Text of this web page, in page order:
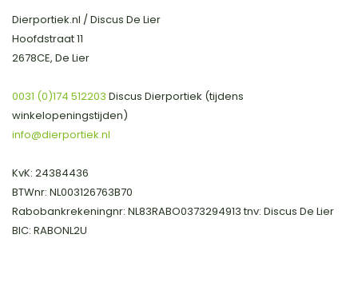
Dierportiek.nl / Discus De Lier
Hoofdstraat 11
2678CE, De Lier
0031 (0)174 512203 Discus Dierportiek (tijdens
winkelopeningstijden)
info@dierportiek.nl
KvK: 24384436
BTWnr: NL003126763B70
Rabobankrekeningnr: NL83RABO0373294913 tnv: Discus De Lier
BIC: RABONL2U